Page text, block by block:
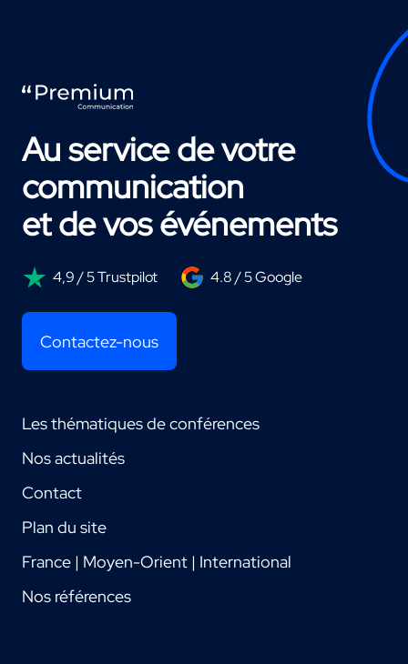
Au service de votre
communication
et de vos événements
4,9 / 5 Trustpilot 4.8 / 5 Google
Contactez-nous
Les thématiques de conférences
Nos actualités
Contact
Plan du site
France | Moyen-Orient | International
Nos références